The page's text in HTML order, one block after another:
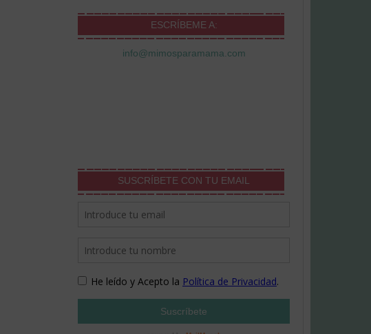
ESCRÍBEME A:
info@mimosparamama.com
SUSCRÍBETE CON TU EMAIL